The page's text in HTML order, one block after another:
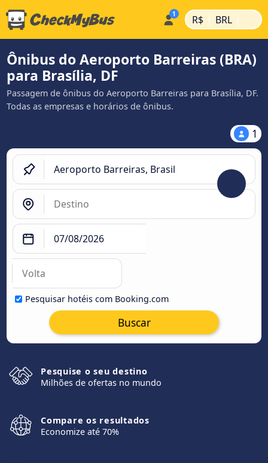
R$ | BRL |
Ônibus do Aeroporto Barreiras (BRA)
para Brasília, DF
Passagem de ônibus do Aeroporto Barreiras para Brasília, DF.
Todas as empresas e horários de ônibus.
1
Pesquisar hotéis com Booking.com
Buscar
Pesquise o seu destino
Milhões de ofertas no mundo
Compare os resultados
Economize até 70%